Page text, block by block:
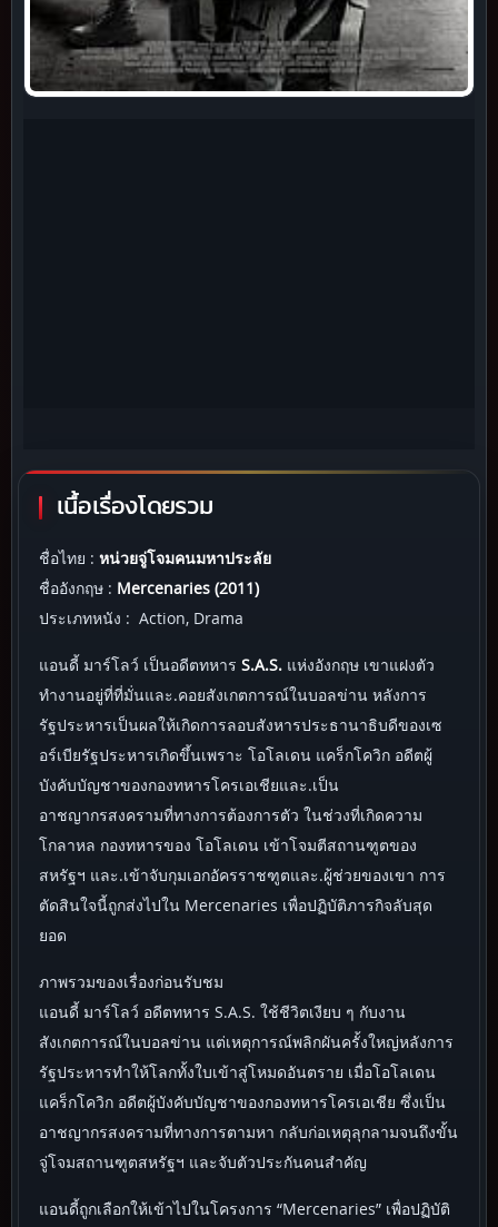
เนื้อเรื่องโดยรวม
ชื่อไทย : หน่วยจู่โจมคนมหาประลัย
ชื่ออังกฤษ : Mercenaries (2011)
ประเภทหนัง : Action, Drama
แอนดี้ มาร์โลว์ เป็นอดีตทหาร S.A.S. แห่งอังกฤษ เขาแฝงตัว
ทำงานอยู่ที่ที่มั่นและ.คอยสังเกตการณ์ในบอลข่าน หลังการ
รัฐประหารเป็นผลให้เกิดการลอบสังหารประธานาธิบดีของเซ
อร์เบียรัฐประหารเกิดขึ้นเพราะ โอโลเดน แคร็กโควิก อดีตผู้
บังคับบัญชาของกองทหารโครเอเชียและ.เป็น
อาชญากรสงครามที่ทางการต้องการตัว ในช่วงที่เกิดความ
โกลาหล กองทหารของ โอโลเดน เข้าโจมตีสถานฑูตของ
สหรัฐฯ และ.เข้าจับกุมเอกอัครราชฑูตและ.ผู้ช่วยของเขา การ
ตัดสินใจนี้ถูกส่งไปใน Mercenaries เพื่อปฏิบัติภารกิจลับสุด
ยอด
ภาพรวมของเรื่องก่อนรับชม
แอนดี้ มาร์โลว์ อดีตทหาร S.A.S. ใช้ชีวิตเงียบ ๆ กับงาน
สังเกตการณ์ในบอลข่าน แต่เหตุการณ์พลิกผันครั้งใหญ่หลังการ
รัฐประหารทำให้โลกทั้งใบเข้าสู่โหมดอันตราย เมื่อโอโลเดน
แคร็กโควิก อดีตผู้บังคับบัญชาของกองทหารโครเอเชีย ซึ่งเป็น
อาชญากรสงครามที่ทางการตามหา กลับก่อเหตุลุกลามจนถึงขั้น
จู่โจมสถานฑูตสหรัฐฯ และจับตัวประกันคนสำคัญ
แอนดี้ถูกเลือกให้เข้าไปในโครงการ “Mercenaries” เพื่อปฏิบัติ